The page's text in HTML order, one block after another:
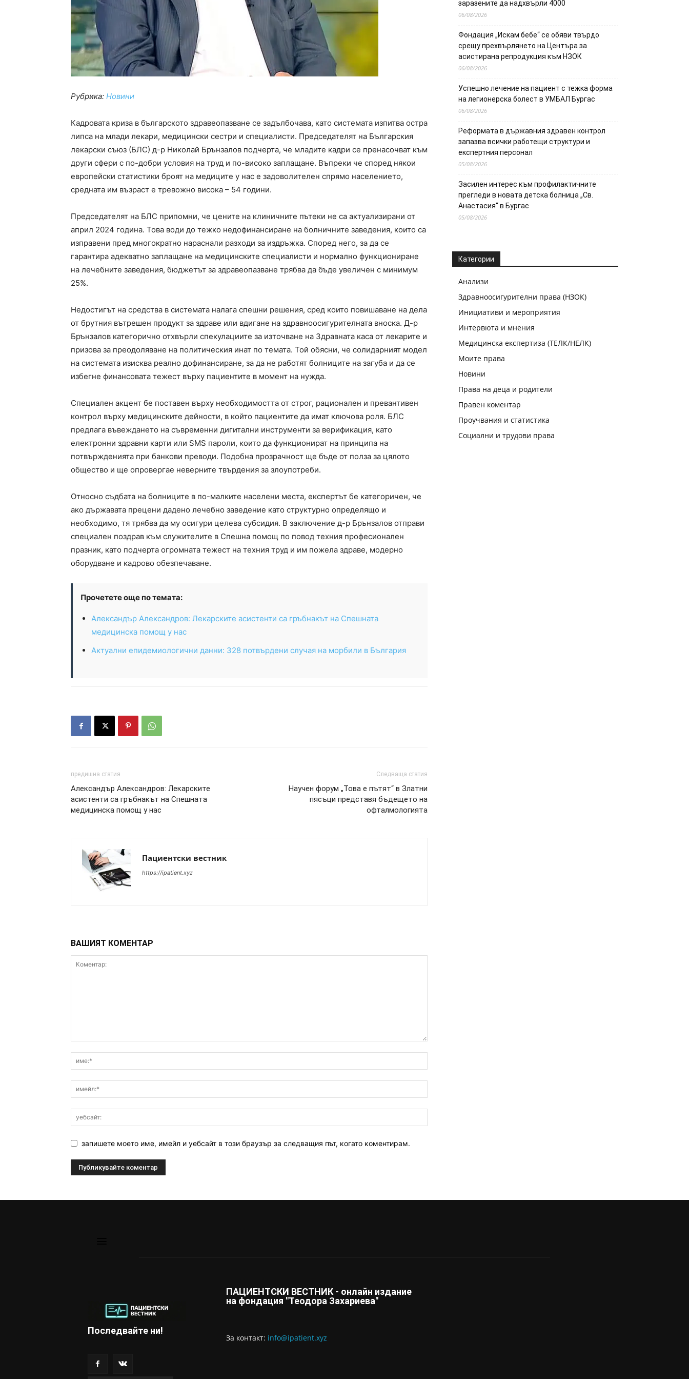
Рубрика: Новини
Кадровата криза в българското здравеопазване се задълбочава, като системата изпитва остра
липса на млади лекари, медицински сестри и специалисти. Председателят на Българския
лекарски съюз (БЛС) д-р Николай Брънзалов подчерта, че младите кадри се пренасочват към
други сфери с по-добри условия на труд и по-високо заплащане. Въпреки че според някои
европейски статистики броят на медиците у нас е задоволителен спрямо населението,
средната им възраст е тревожно висока – 54 години.
Председателят на БЛС припомни, че цените на клиничните пътеки не са актуализирани от
април 2024 година. Това води до тежко недофинансиране на болничните заведения, които са
изправени пред многократно нараснали разходи за издръжка. Според него, за да се
гарантира адекватно заплащане на медицинските специалисти и нормално функциониране
на лечебните заведения, бюджетът за здравеопазване трябва да бъде увеличен с минимум
25%.
Недостигът на средства в системата налага спешни решения, сред които повишаване на дела
от брутния вътрешен продукт за здраве или вдигане на здравноосигурителната вноска. Д-р
Брънзалов категорично отхвърли спекулациите за източване на Здравната каса от лекарите и
призова за преодоляване на политическия инат по темата. Той обясни, че солидарният модел
на системата изисква реално дофинансиране, за да не работят болниците на загуба и да се
избегне финансовата тежест върху пациентите в момент на нужда.
Специален акцент бе поставен върху необходимостта от строг, рационален и превантивен
контрол върху медицинските дейности, в който пациентите да имат ключова роля. БЛС
предлага въвеждането на съвременни дигитални инструменти за верификация, като
електронни здравни карти или SMS пароли, които да функционират на принципа на
потвържденията при банкови преводи. Подобна прозрачност ще бъде от полза за цялото
общество и ще опровергае неверните твърдения за злоупотреби.
Относно съдбата на болниците в по-малките населени места, експертът бе категоричен, че
ако държавата прецени дадено лечебно заведение като структурно определящо и
необходимо, тя трябва да му осигури целева субсидия. В заключение д-р Брънзалов отправи
специален поздрав към служителите в Спешна помощ по повод техния професионален
празник, като подчерта огромната тежест на техния труд и им пожела здраве, модерно
оборудване и кадрово обезпечаване.
Прочетете още по темата:
Александър Александров: Лекарските асистенти са гръбнакът на Спешната
медицинска помощ у нас
Актуални епидемиологични данни: 328 потвърдени случая на морбили в България
предишна статия
Александър Александров: Лекарските
асистенти са гръбнакът на Спешната
медицинска помощ у нас
Следваща статия
Научен форум „Това е пътят“ в Златни
пясъци представя бъдещето на
офталмологията
Пациентски вестник
https://ipatient.xyz
ВАШИЯТ КОМЕНТАР
запишете моето име, имейл и уебсайт в този браузър за следващия път, когато коментирам.
заразените да надхвърли 4000
06/08/2026
Фондация „Искам бебе“ се обяви твърдо
срещу прехвърлянето на Центъра за
асистирана репродукция към НЗОК
06/08/2026
Успешно лечение на пациент с тежка форма
на легионерска болест в УМБАЛ Бургас
06/08/2026
Реформата в държавния здравен контрол
запазва всички работещи структури и
експертния персонал
05/08/2026
Засилен интерес към профилактичните
прегледи в новата детска болница „Св.
Анастасия“ в Бургас
05/08/2026
Категории
Анализи
Здравноосигурителни права (НЗОК)
Инициативи и мероприятия
Интервюта и мнения
Медицинска експертиза (ТЕЛК/НЕЛК)
Моите права
Новини
Права на деца и родители
Правен коментар
Проучвания и статистика
Социални и трудови права
Последвайте ни!
ПАЦИЕНТСКИ ВЕСТНИК - онлайн издание
на фондация "Теодора Захариева"
За контaкт: info@ipatient.xyz